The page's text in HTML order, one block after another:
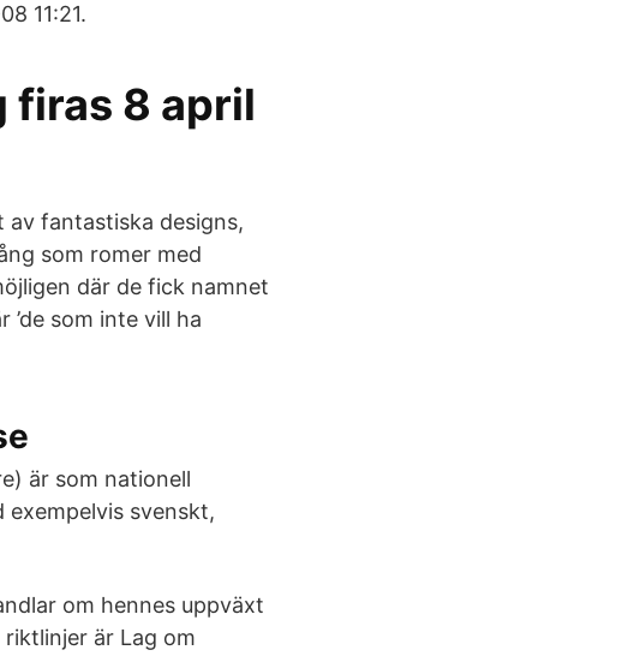
11:21.
firas 8 april
fantastiska designs,
som romer med
där de fick namnet
som inte vill ha
är som nationell
svenskt,
om hennes uppväxt
är Lag om